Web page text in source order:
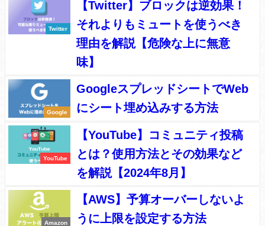
Twitter
【Twitter】ブロックは逆効果！
それよりもミュートを使うべき
理由を解説【危険な上に無意
味】
Google
GoogleスプレッドシートでWeb
にシート埋め込みする方法
YouTube
【YouTube】コミュニティ投稿
とは？使用方法とその効果など
を解説【2024年8月】
Amazon
【AWS】予算オーバーしないよ
うに上限を設定する方法